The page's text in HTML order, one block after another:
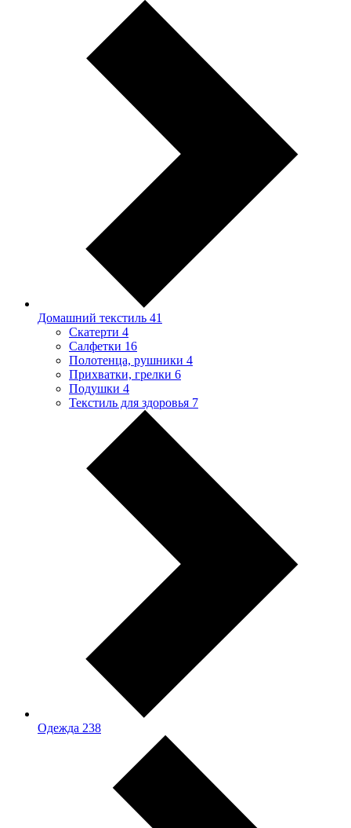
Домашний текстиль 41
Скатерти 4
Салфетки 16
Полотенца, рушники 4
Прихватки, грелки 6
Подушки 4
Текстиль для здоровья 7
Одежда 238